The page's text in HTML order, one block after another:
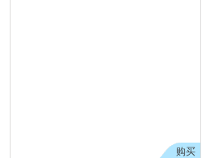
购买